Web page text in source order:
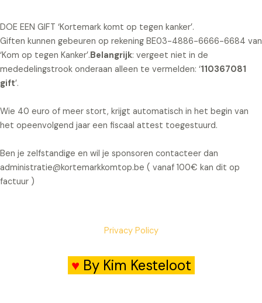
DOE EEN GIFT ‘Kortemark komt op tegen kanker’.
Giften kunnen gebeuren op rekening BE03-4886-6666-6684 van
‘Kom op tegen Kanker’.Belangrijk: vergeet niet in de
mededelingstrook onderaan alleen te vermelden: ‘110367081
gift’.
Wie 40 euro of meer stort, krijgt automatisch in het begin van
het opeenvolgend jaar een fiscaal attest toegestuurd.
Ben je zelfstandige en wil je sponsoren contacteer dan
administratie@kortemarkkomtop.be ( vanaf 100€ kan dit op
factuur )
Privacy Policy
♥ By Kim Kesteloot